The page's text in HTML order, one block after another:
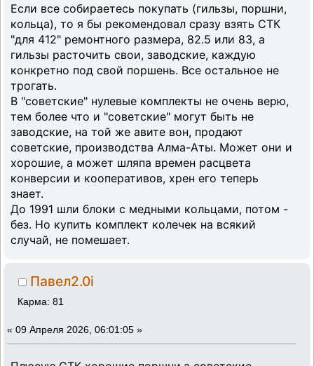
Если все собираетесь покупать (гильзы, поршни,
кольца), то я бы рекомендовал сразу взять СТК
"для 412" ремонтного размера, 82.5 или 83, а
гильзы расточить свои, заводские, каждую
конкретно под свой поршень. Все остальное не
трогать.
В "советские" нулевые комплекты не очень верю,
тем более что и "советские" могут быть не
заводские, на той же авите вон, продают
советские, производства Алма-Аты. Может они и
хорошие, а может шляпа времен расцвета
конверсии и кооперативов, хрен его теперь
знает.
До 1991 шли блоки с медными кольцами, потом -
без. Но купить комплект колечек на всякий
случай, не помешает.
Павел2.0i
Карма: 81
« 09 Апреля 2026, 06:01:05 »